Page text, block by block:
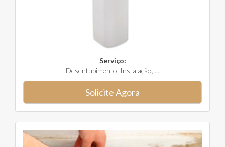
Serviço:
Desentupimento, Instalação, ...
Solicite Agora